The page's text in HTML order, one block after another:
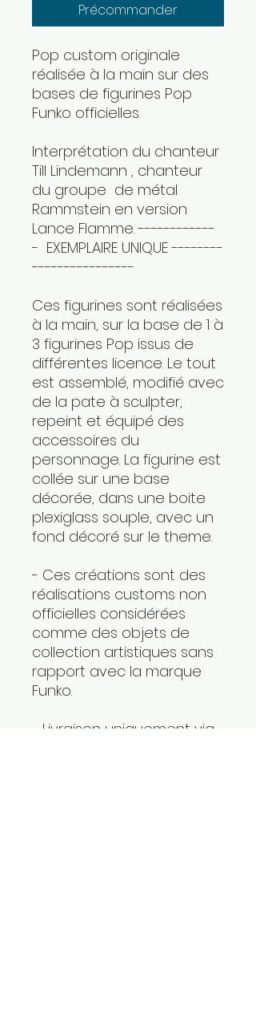
Précommander
Pop custom originale
réalisée à la main sur des
bases de figurines Pop
Funko officielles.
Interprétation du chanteur
Till Lindemann , chanteur
du groupe de métal
Rammstein en version
Lance Flamme. ------------
- EXEMPLAIRE UNIQUE --------
----------------
Ces figurines sont réalisées
à la main, sur la base de 1 à
3 figurines Pop issus de
différentes licence. Le tout
est assemblé, modifié avec
de la pate à sculpter,
repeint et équipé des
accessoires du
personnage. La figurine est
collée sur une base
décorée, dans une boite
plexiglass souple, avec un
fond décoré sur le theme.
- Ces créations sont des
réalisations customs non
officielles considérées
comme des objets de
collection artistiques sans
rapport avec la marque
Funko.
- Livraison uniquement via